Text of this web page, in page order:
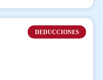
DEDUCCIONES